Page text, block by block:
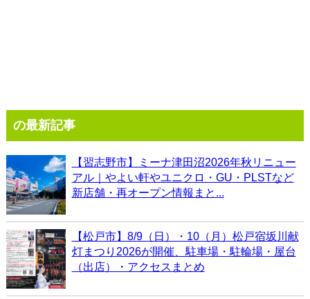
の最新記事
【習志野市】ミーナ津田沼2026年秋リニュー
アル｜やよい軒やユニクロ・GU・PLSTなど
新店舗・再オープン情報まと...
【松戸市】8/9（日）・10（月）松戸宿坂川献
灯まつり2026が開催、駐車場・駐輪場・屋台
（出店）・アクセスまとめ